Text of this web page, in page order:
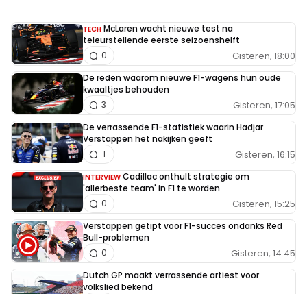
TECH McLaren wacht nieuwe test na
teleurstellende eerste seizoenshelft
Gisteren, 18:00
0
De reden waarom nieuwe F1-wagens hun oude
kwaaltjes behouden
Gisteren, 17:05
3
De verrassende F1-statistiek waarin Hadjar
Verstappen het nakijken geeft
Gisteren, 16:15
1
INTERVIEW Cadillac onthult strategie om
'allerbeste team' in F1 te worden
Gisteren, 15:25
0
Verstappen getipt voor F1-succes ondanks Red
Bull-problemen
Gisteren, 14:45
0
Dutch GP maakt verrassende artiest voor
volkslied bekend